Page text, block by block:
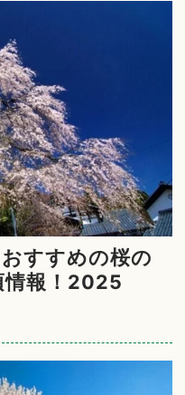
すすめの桜の
情報！2025